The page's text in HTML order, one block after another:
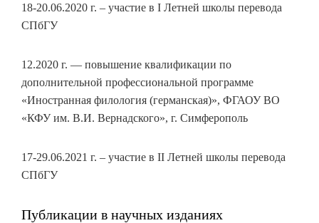
18-20.06.2020 г. – участие в I Летней школы перевода
СПбГУ
12.2020 г. — повышение квалификации по
дополнительной профессиональной программе
«Иностранная филология (германская)», ФГАОУ ВО
«КФУ им. В.И. Вернадского», г. Симферополь
17-29.06.2021 г. – участие в II Летней школы перевода
СПбГУ
Публикации в научных изданиях